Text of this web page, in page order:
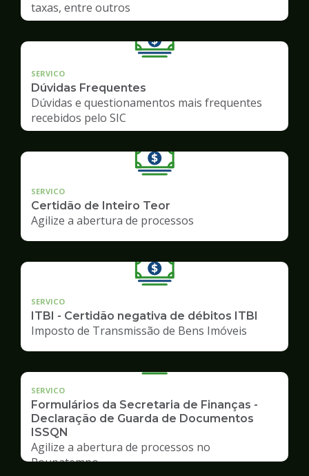
taxas, entre outros
SERVICO
Dúvidas Frequentes
Dúvidas e questionamentos mais frequentes
recebidos pelo SIC
SERVICO
Certidão de Inteiro Teor
Agilize a abertura de processos
SERVICO
ITBI - Certidão negativa de débitos ITBI
Imposto de Transmissão de Bens Imóveis
SERVICO
Formulários da Secretaria de Finanças -
Declaração de Guarda de Documentos
ISSQN
Agilize a abertura de processos no
Poupatempo